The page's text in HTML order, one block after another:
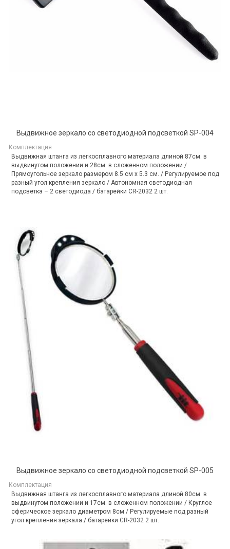
Выдвижное зеркало со светодиодной подсветкой SP-004
Комплектация
Выдвижная штанга из легкосплавного материала длиной 87см. в
выдвинутом положении и 28см. в сложенном положении /
Прямоугольное зеркало размером 8.5 см х 5.3 см. / Регулируемое под
разный угол крепления зеркало / Автономная светодиодная
подсветка – 2 светодиода / батарейки CR-2032 2 шт.
Выдвижное зеркало со светодиодной подсветкой SP-005
Комплектация
Выдвижная штанга из легкосплавного материала длиной 80см. в
выдвинутом положении и 17см. в сложенном положении / Круглое
сферическое зеркало диаметром 8см / Регулируемые под разный
угол крепления зеркала / батарейки CR-2032 2 шт.